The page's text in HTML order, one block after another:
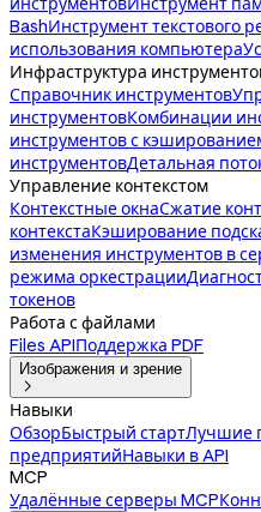
BashИнструмент текстового
использования компьютера
Инфраструктура
Справочник инструментов
инструментовКомбинации
инструментов с
инструментовДетальная
Управление контекстом
Контекстные окнаСжатие
контекстаКэширование
изменения инструментов в
режима оркестрации
токенов
Работа с файлами
Files APIПоддержка PDF
Изображения и зрение

Навыки
ОбзорБыстрый стартЛучшие
предприятийНавыки в API
MCP
Удалённые серверы MCP